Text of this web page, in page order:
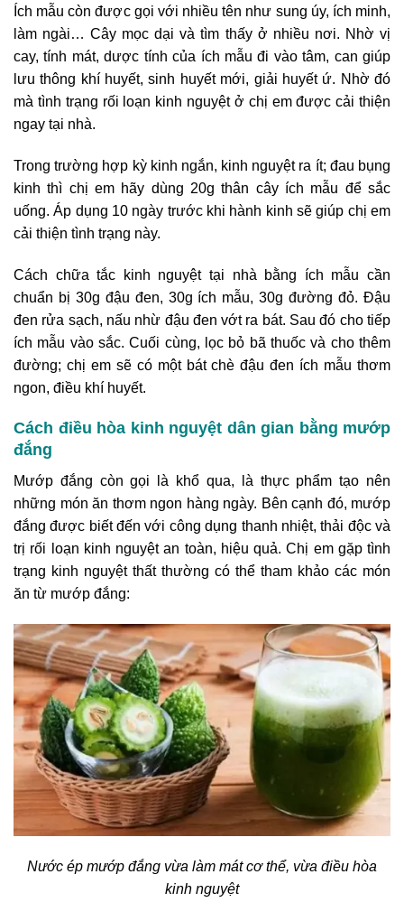
Ích mẫu còn được gọi với nhiều tên như sung úy, ích minh,
làm ngài… Cây mọc dại và tìm thấy ở nhiều nơi. Nhờ vị
cay, tính mát, dược tính của ích mẫu đi vào tâm, can giúp
lưu thông khí huyết, sinh huyết mới, giải huyết ứ. Nhờ đó
mà tình trạng rối loạn kinh nguyệt ở chị em được cải thiện
ngay tại nhà.
Trong trường hợp kỳ kinh ngắn, kinh nguyệt ra ít; đau bụng
kinh thì chị em hãy dùng 20g thân cây ích mẫu để sắc
uống. Áp dụng 10 ngày trước khi hành kinh sẽ giúp chị em
cải thiện tình trạng này.
Cách chữa tắc kinh nguyệt tại nhà bằng ích mẫu cần
chuẩn bị 30g đậu đen, 30g ích mẫu, 30g đường đỏ. Đậu
đen rửa sạch, nấu nhừ đậu đen vớt ra bát. Sau đó cho tiếp
ích mẫu vào sắc. Cuối cùng, lọc bỏ bã thuốc và cho thêm
đường; chị em sẽ có một bát chè đậu đen ích mẫu thơm
ngon, điều khí huyết.
Cách điều hòa kinh nguyệt dân gian bằng mướp
đắng
Mướp đắng còn gọi là khổ qua, là thực phẩm tạo nên
những món ăn thơm ngon hàng ngày. Bên cạnh đó, mướp
đắng được biết đến với công dụng thanh nhiệt, thải độc và
trị rối loạn kinh nguyệt an toàn, hiệu quả. Chị em gặp tình
trạng kinh nguyệt thất thường có thể tham khảo các món
ăn từ mướp đắng:
Nước ép mướp đắng vừa làm mát cơ thể, vừa điều hòa
kinh nguyệt